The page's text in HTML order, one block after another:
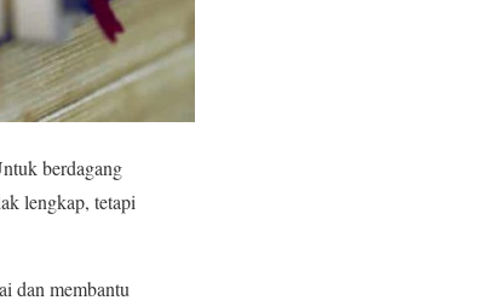
berdagang
lengkap, tetapi
dan membantu